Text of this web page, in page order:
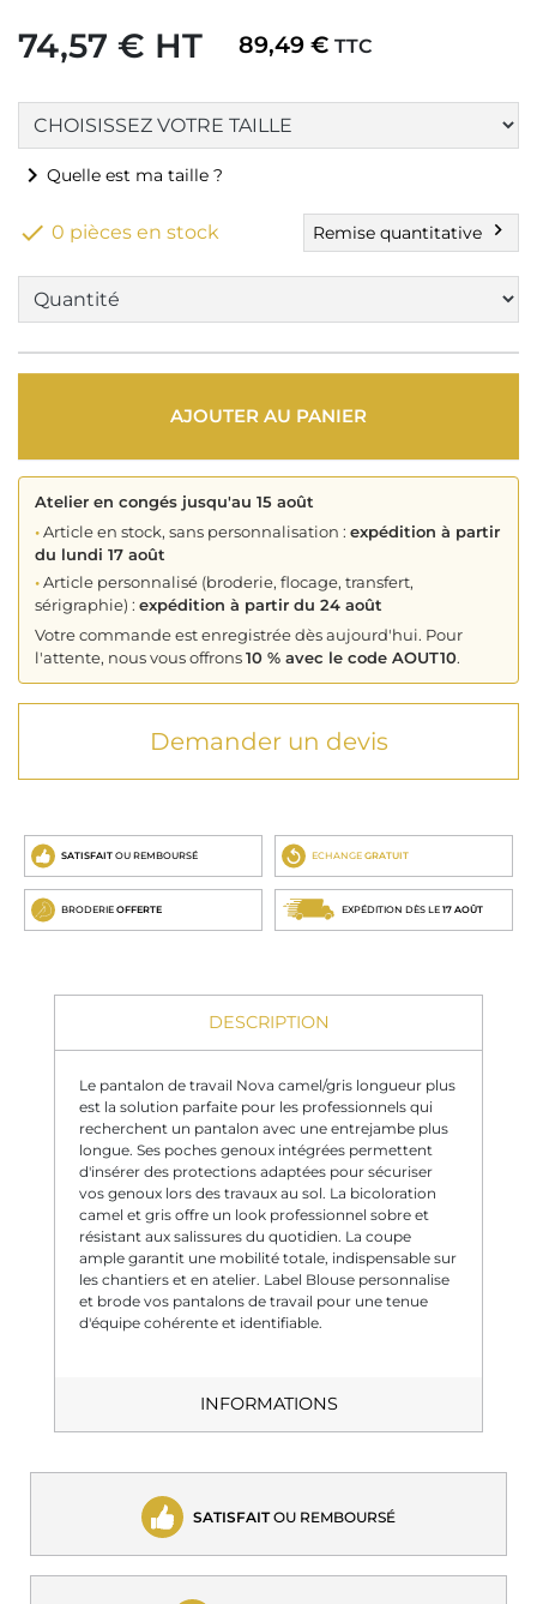
74,57 € HT 89,49 € TTC
chevron_right Quelle est ma taille ?
 0 pièces en stock Remise quantitative chevron_right
AJOUTER AU PANIER
Atelier en congés jusqu'au 15 août
•Article en stock, sans personnalisation : expédition à partir
du lundi 17 août
•Article personnalisé (broderie, flocage, transfert,
sérigraphie) : expédition à partir du 24 août
Votre commande est enregistrée dès aujourd'hui. Pour
l'attente, nous vous offrons10 % avec le code AOUT10.
Demander un devis
SATISFAIT OU REMBOURSÉ ECHANGE GRATUIT
BRODERIE OFFERTE EXPÉDITION DÈS LE 17 AOÛT
DESCRIPTION
Le pantalon de travail Nova camel/gris longueur plus
est la solution parfaite pour les professionnels qui
recherchent un pantalon avec une entrejambe plus
longue. Ses poches genoux intégrées permettent
d'insérer des protections adaptées pour sécuriser
vos genoux lors des travaux au sol. La bicoloration
camel et gris offre un look professionnel sobre et
résistant aux salissures du quotidien. La coupe
ample garantit une mobilité totale, indispensable sur
les chantiers et en atelier. Label Blouse personnalise
et brode vos pantalons de travail pour une tenue
d'équipe cohérente et identifiable.
INFORMATIONS
SATISFAITOU REMBOURSÉ